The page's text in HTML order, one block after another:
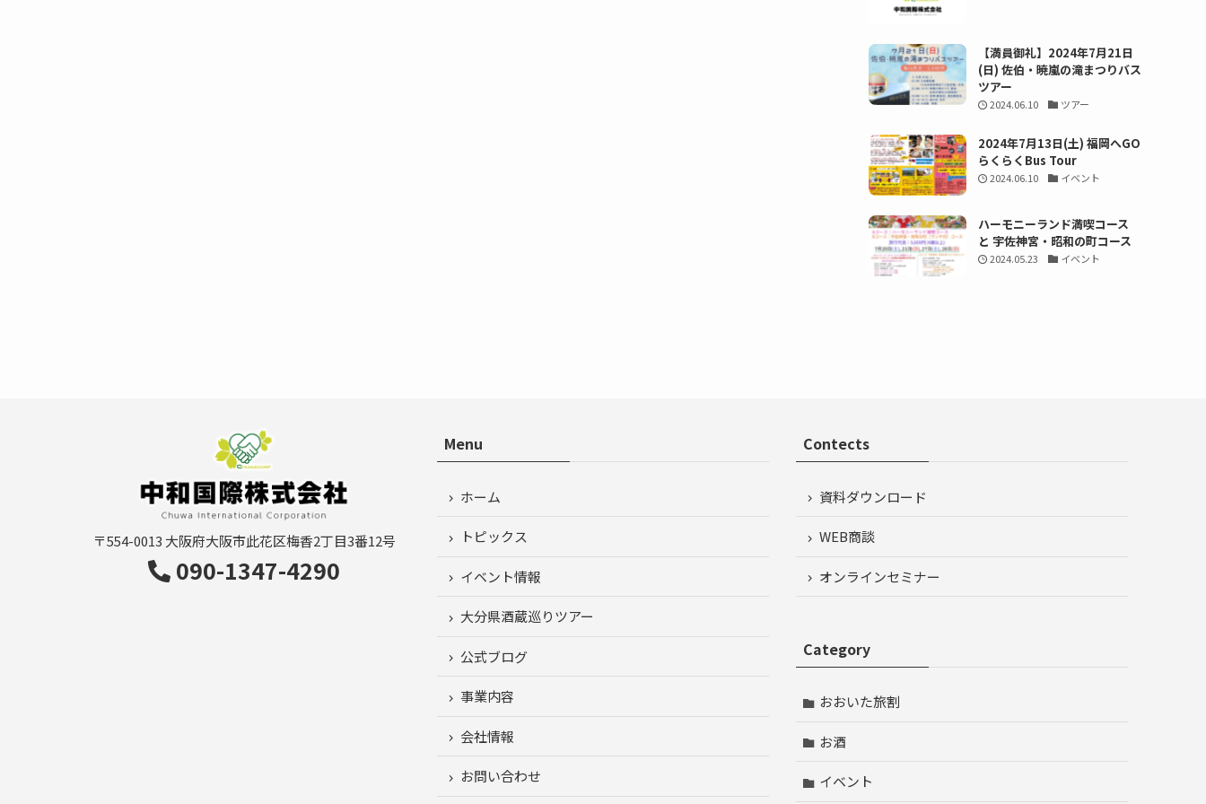
【満員御礼】2024年7月21日
(日) 佐伯・暁嵐の滝まつりバス
ツアー
2024.06.10 ツアー
2024年7月13日(土) 福岡へGO
らくらくBus Tour
2024.06.10 イベント
ハーモニーランド満喫コース
と 宇佐神宮・昭和の町コース
2024.05.23 イベント
〒554-0013 大阪府大阪市此花区梅香2丁目3番12号
090-1347-4290
Menu
ホーム
トピックス
イベント情報
大分県酒蔵巡りツアー
公式ブログ
事業内容
会社情報
お問い合わせ
Contects
資料ダウンロード
WEB商談
オンラインセミナー
Category
おおいた旅割
お酒
イベント